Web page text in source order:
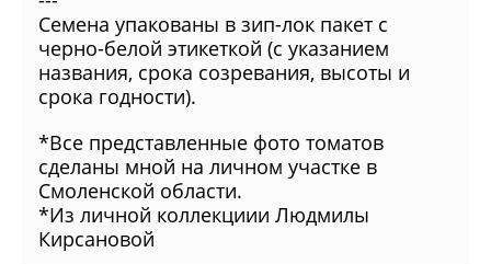
Семена упакованы в зип-лок пакет с
черно-белой этикеткой (с указанием
названия, срока созревания, высоты и
срока годности).
*Все представленные фото томатов
сделаны мной на личном участке в
Смоленской области.
*Из личной коллекциии Людмилы
Кирсановой